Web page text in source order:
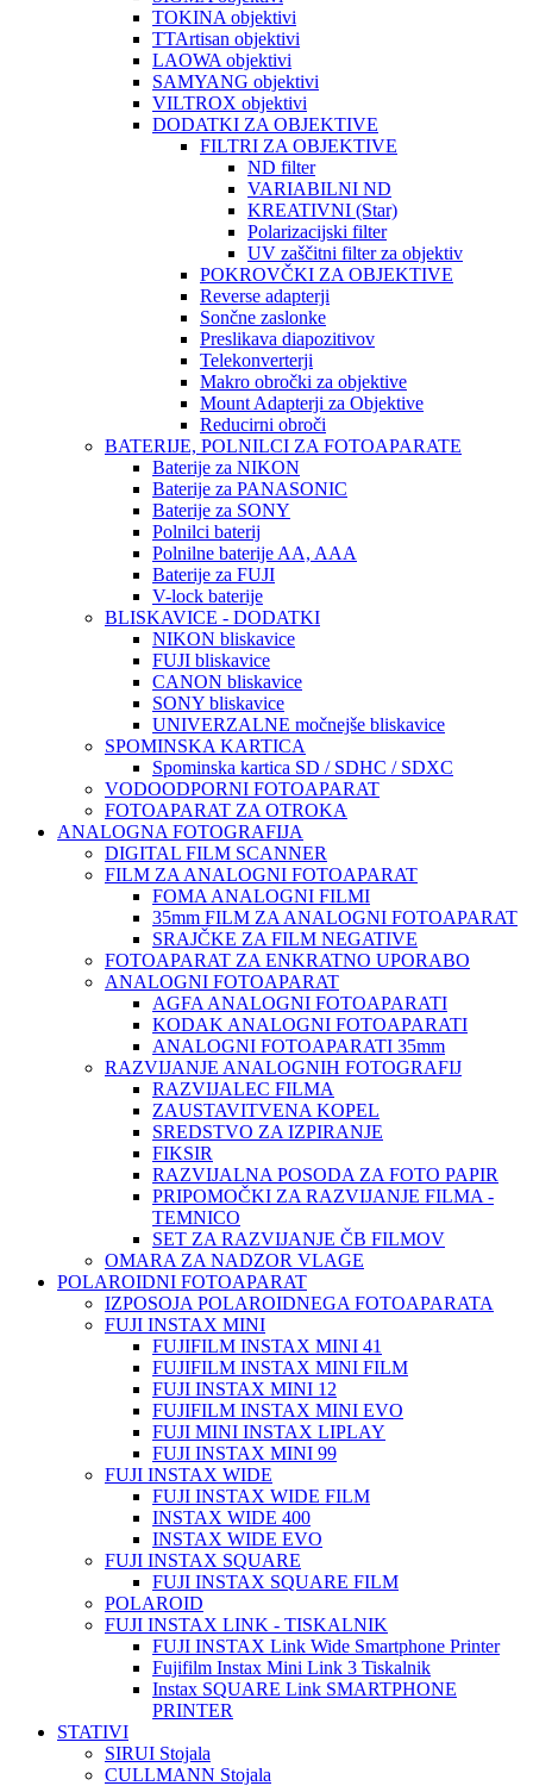
TOKINA objektivi
TTArtisan objektivi
LAOWA objektivi
SAMYANG objektivi
VILTROX objektivi
DODATKI ZA OBJEKTIVE
FILTRI ZA OBJEKTIVE
ND filter
VARIABILNI ND
KREATIVNI (Star)
Polarizacijski filter
UV zaščitni filter za objektiv
POKROVČKI ZA OBJEKTIVE
Reverse adapterji
Sončne zaslonke
Preslikava diapozitivov
Telekonverterji
Makro obročki za objektive
Mount Adapterji za Objektive
Reducirni obroči
BATERIJE, POLNILCI ZA FOTOAPARATE
Baterije za NIKON
Baterije za PANASONIC
Baterije za SONY
Polnilci baterij
Polnilne baterije AA, AAA
Baterije za FUJI
V-lock baterije
BLISKAVICE - DODATKI
NIKON bliskavice
FUJI bliskavice
CANON bliskavice
SONY bliskavice
UNIVERZALNE močnejše bliskavice
SPOMINSKA KARTICA
Spominska kartica SD / SDHC / SDXC
VODOODPORNI FOTOAPARAT
FOTOAPARAT ZA OTROKA
ANALOGNA FOTOGRAFIJA
DIGITAL FILM SCANNER
FILM ZA ANALOGNI FOTOAPARAT
FOMA ANALOGNI FILMI
35mm FILM ZA ANALOGNI FOTOAPARAT
SRAJČKE ZA FILM NEGATIVE
FOTOAPARAT ZA ENKRATNO UPORABO
ANALOGNI FOTOAPARAT
AGFA ANALOGNI FOTOAPARATI
KODAK ANALOGNI FOTOAPARATI
ANALOGNI FOTOAPARATI 35mm
RAZVIJANJE ANALOGNIH FOTOGRAFIJ
RAZVIJALEC FILMA
ZAUSTAVITVENA KOPEL
SREDSTVO ZA IZPIRANJE
FIKSIR
RAZVIJALNA POSODA ZA FOTO PAPIR
PRIPOMOČKI ZA RAZVIJANJE FILMA -
TEMNICO
SET ZA RAZVIJANJE ČB FILMOV
OMARA ZA NADZOR VLAGE
POLAROIDNI FOTOAPARAT
IZPOSOJA POLAROIDNEGA FOTOAPARATA
FUJI INSTAX MINI
FUJIFILM INSTAX MINI 41
FUJIFILM INSTAX MINI FILM
FUJI INSTAX MINI 12
FUJIFILM INSTAX MINI EVO
FUJI MINI INSTAX LIPLAY
FUJI INSTAX MINI 99
FUJI INSTAX WIDE
FUJI INSTAX WIDE FILM
INSTAX WIDE 400
INSTAX WIDE EVO
FUJI INSTAX SQUARE
FUJI INSTAX SQUARE FILM
POLAROID
FUJI INSTAX LINK - TISKALNIK
FUJI INSTAX Link Wide Smartphone Printer
Fujifilm Instax Mini Link 3 Tiskalnik
Instax SQUARE Link SMARTPHONE
PRINTER
STATIVI
SIRUI Stojala
CULLMANN Stojala